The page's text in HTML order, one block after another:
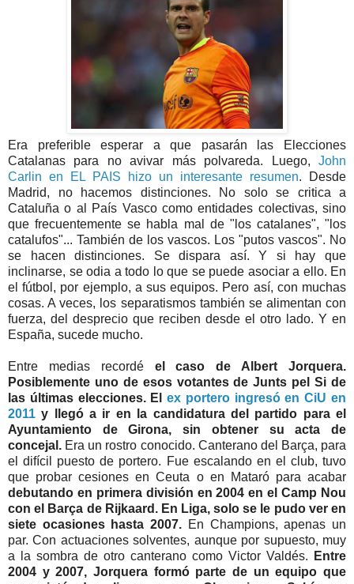
Era preferible esperar a que pasarán las Elecciones
Catalanas para no avivar más polvareda. Luego, John
Carlin en EL PAIS hizo un interesante resumen. Desde
Madrid, no hacemos distinciones. No solo se critica a
Cataluña o al País Vasco como entidades colectivas, sino
que frecuentemente se habla mal de "los catalanes", "los
catalufos"... También de los vascos. Los "putos vascos". No
se hacen distinciones. Se dispara así. Y si hay que
inclinarse, se odia a todo lo que se puede asociar a ello. En
el fútbol, por ejemplo, a sus equipos. Pero así, con muchas
cosas. A veces, los separatismos también se alimentan con
fuerza, del desprecio que reciben desde el otro lado. Y en
España, sucede mucho.
Entre medias recordé el caso de Albert Jorquera.
Posiblemente uno de esos votantes de Junts pel Si de
las últimas elecciones. Elex portero ingresó en CiU en
2011 y llegó a ir en la candidatura del partido para el
Ayuntamiento de Girona, sin obtener su acta de
concejal. Era un rostro conocido. Canterano del Barça, para
el difícil puesto de portero. Fue escalando en el club, tuvo
que probar cesiones en Ceuta o en Mataró para acabar
debutando en primera división en 2004 en el Camp Nou
con el Barça de Rijkaard. En Liga, solo se le pudo ver en
siete ocasiones hasta 2007. En Champions, apenas un
par. Con actuaciones solventes, aunque por supuesto, muy
a la sombra de otro canterano como Victor Valdés.
Entre
2004 y 2007, Jorquera formó parte de un equipo que